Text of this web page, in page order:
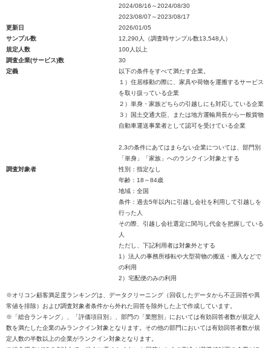
2024/08/16～2024/08/30
2023/08/07～2023/08/17
更新日
2026/01/05
サンプル数
12,290人（調査時サンプル数13,548人）
規定人数
100人以上
調査企業(サービス)数
30
定義
以下の条件をすべて満たす企業。
１）住居移動の際に、家具や荷物を運搬するサービス
を取り扱っている企業
２）単身・家族どちらの引越しにも対応している企業
３）国土交通大臣、または地方運輸局長から一般貨物
自動車運送事業者として認可を受けている企業
2,3の条件にあてはまらない企業については、部門別
「単身」「家族」へのランクイン対象とする
調査対象者
性別：指定なし
年齢：18～84歳
地域：全国
条件：過去5年以内に引越し会社を利用して引越しを
行った人
その際、引越し会社選定に関与し代金を把握している
人
ただし、下記利用者は対象外とする
1）法人の事務所移転や大型荷物の搬送・搬入などで
の利用
2）宅配便のみの利用
※オリコン顧客満足度ランキングは、データクリーニング（回収したデータから不正回答や異
常値を排除）および調査対象者条件から外れた回答を除外した上で作成しています。
※「総合ランキング」、「評価項目別」、部門の「業態別」においては有効回答者数が規定人
数を満たした企業のみランクイン対象となります。その他の部門においては有効回答者数が規
定人数の半数以上の企業がランクイン対象となります。